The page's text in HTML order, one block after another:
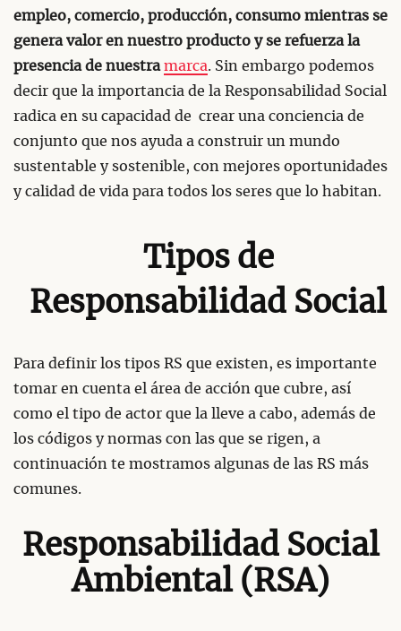
empleo, comercio, producción, consumo mientras se
genera valor en nuestro producto y se refuerza la
presencia de nuestramarca. Sin embargo podemos
decir que la importancia de la Responsabilidad Social
radica en su capacidad de crear una conciencia de
conjunto que nos ayuda a construir un mundo
sustentable y sostenible, con mejores oportunidades
y calidad de vida para todos los seres que lo habitan.
Tipos de
Responsabilidad Social
Para definir los tipos RS que existen, es importante
tomar en cuenta el área de acción que cubre, así
como el tipo de actor que la lleve a cabo, además de
los códigos y normas con las que se rigen, a
continuación te mostramos algunas de las RS más
comunes.
Responsabilidad Social
Ambiental (RSA)